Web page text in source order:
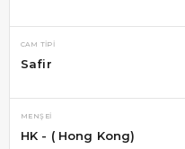
CAM TIPI
Safir
MENŞEI
HK - ( Hong Kong)